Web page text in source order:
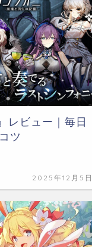
レビュー｜毎日
ツ
2025年12月5日